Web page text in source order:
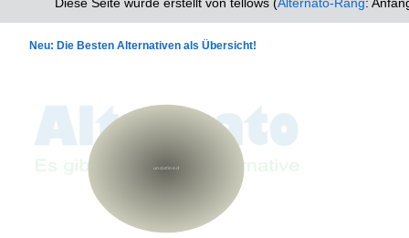
Neu: Die Besten Alternativen als Übersicht!